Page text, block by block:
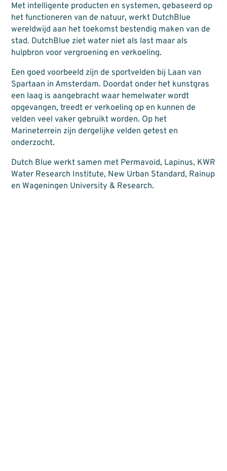
Met intelligente producten en systemen, gebaseerd op
het functioneren van de natuur, werkt DutchBlue
wereldwijd aan het toekomst bestendig maken van de
stad. DutchBlue ziet water niet als last maar als
hulpbron voor vergroening en verkoeling.
Een goed voorbeeld zijn de sportvelden bij Laan van
Spartaan in Amsterdam. Doordat onder het kunstgras
een laag is aangebracht waar hemelwater wordt
opgevangen, treedt er verkoeling op en kunnen de
velden veel vaker gebruikt worden. Op het
Marineterrein zijn dergelijke velden getest en
onderzocht.
Dutch Blue werkt samen met Permavoid, Lapinus, KWR
Water Research Institute, New Urban Standard, Rainup
en Wageningen University & Research.